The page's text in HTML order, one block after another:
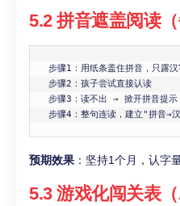
5.2 拼音遮盖阅读（
步骤1：用纸条盖住拼音，只露汉
步骤2：孩子尝试直接认读
步骤3：读不出 → 掀开拼音提示
步骤4：整句连读，建立"拼音→
预期效果 ：坚持1个月，认字
5.3 游戏化闯关表（